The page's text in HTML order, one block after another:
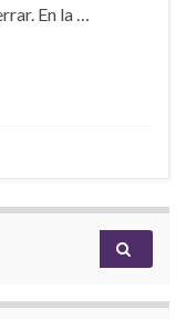
En la …